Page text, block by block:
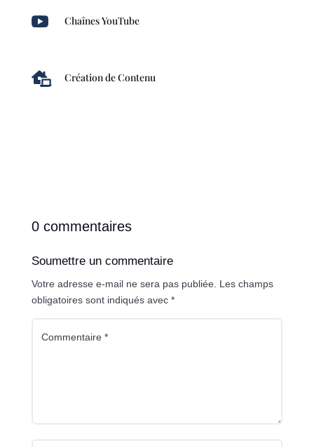
 Chaînes YouTube
 Création de Contenu
0 commentaires
Soumettre un commentaire
Votre adresse e-mail ne sera pas publiée. Les champs
obligatoires sont indiqués avec *